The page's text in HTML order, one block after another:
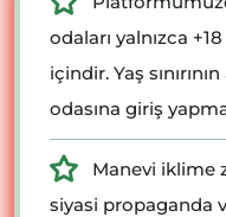
odaları yalnızca
içindir. Yaş
odasına giriş
Manevi iklime
siyasi propaganda